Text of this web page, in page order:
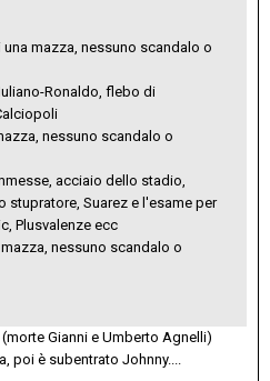
una mazza, nessuno scandalo o
Ronaldo, flebo di
nessuno scandalo o
acciaio dello stadio,
stupratore, Suarez e l'esame per
Plusvalenze ecc
nessuno scandalo o
Gianni e Umberto Agnelli)
poi è subentrato Johnny....